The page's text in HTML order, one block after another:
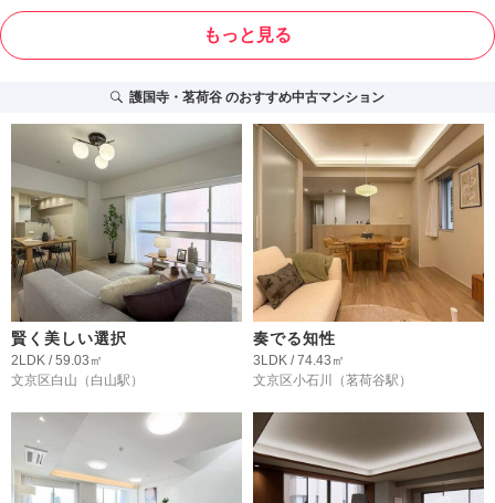
もっと見る
護国寺・茗荷谷のおすすめ中古マンション
賢く美しい選択
2LDK / 59.03㎡
文京区白山 （白山駅）
奏でる知性
3LDK / 74.43㎡
文京区小石川
（茗荷谷駅）